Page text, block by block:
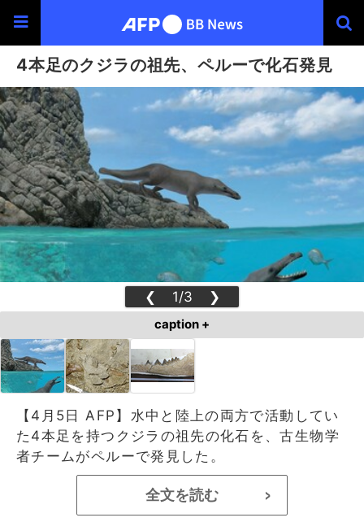
4本足のクジラの祖先、ペルーで化石発見
❮ 1/3 ❯
caption +
【4月5日 AFP】水中と陸上の両方で活動してい
た4本足を持つクジラの祖先の化石を、古生物学
者チームがペルーで発見した。
全文を読む >